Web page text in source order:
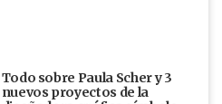
Todo sobre Paula Scher y 3
nuevos proyectos de la